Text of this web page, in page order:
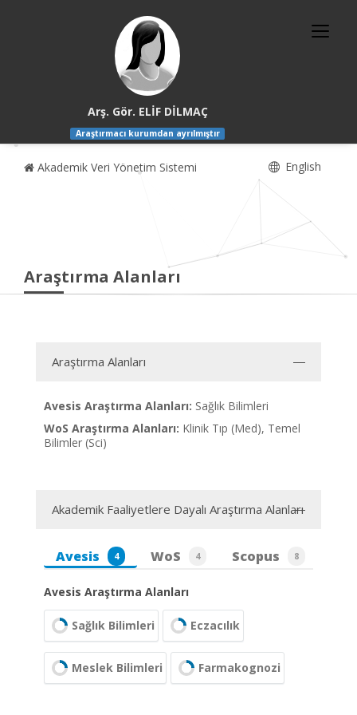
Arş. Gör. ELİF DİLMAÇ
Araştırmacı kurumdan ayrılmıştır
Akademik Veri Yönetim Sistemi English
Araştırma Alanları
Araştırma Alanları
Avesis Araştırma Alanları: Sağlık Bilimleri
WoS Araştırma Alanları: Klinik Tıp (Med), Temel
Bilimler (Sci)
Akademik Faaliyetlere Dayalı Araştırma Alanları
Avesis 4 WoS 4 Scopus 8
Avesis Araştırma Alanları
Sağlık Bilimleri Eczacılık
Meslek Bilimleri Farmakognozi